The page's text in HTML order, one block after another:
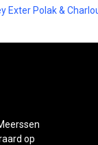
Exter Polak &
op